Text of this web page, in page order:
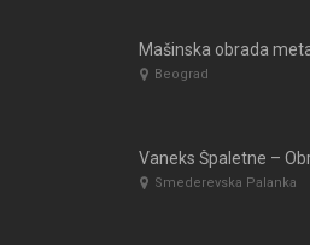
Mašinska obrada
Beograd
Smederevska Palanka